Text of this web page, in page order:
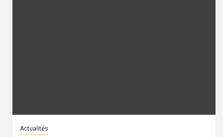
Actualités